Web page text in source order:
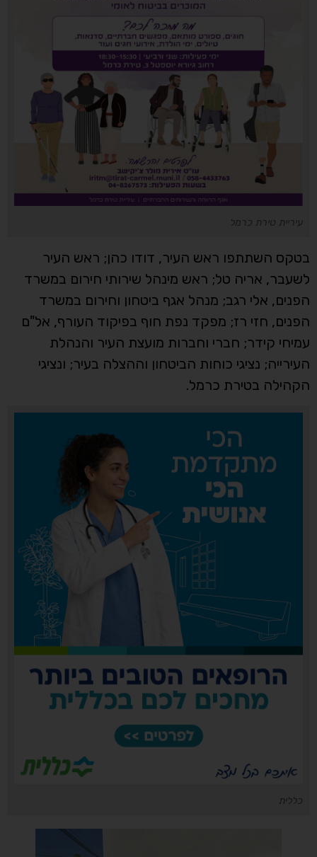
עיריית טירת כרמל
בטקס השתתפו ראש העיר, דודו כהן; ראש העיר
לשעבר, אריה טל; ראש מינהל שירותי חירום במשרד
הפנים, אלי רגב; מנהל אגף ביטחון וחירום במשרד
הפנים, חזי רז; מפקד נפת חוף בפיקוד העורף, אל"ם
עמיחי קידר; חברי וחברות מועצת העיר והנהלת
העירייה; נציגי כוחות הביטחון וההצלה בעיר; ונציגי
הקהילה בטירת כרמל.
כללית